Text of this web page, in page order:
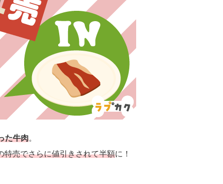
た牛肉。
特売でさらに値引きされて半額に！